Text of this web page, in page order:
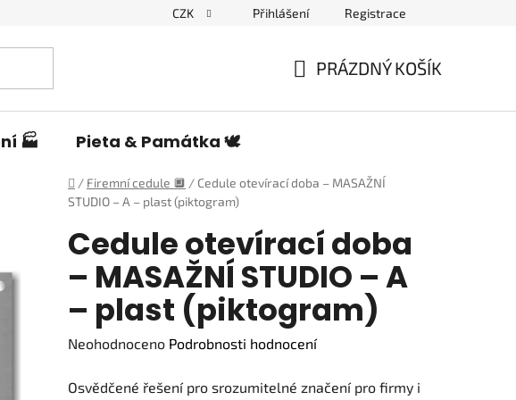
Blog o cedulích a piktogramech
CZK Přihlášení Registrace
PRÁZDNÝ KOŠÍK
🏭 Pieta & Památka 🕊️
Domů
/ Firemní cedule 🔲 / Cedule otevírací doba – MASAŽNÍ
STUDIO – A – plast (piktogram)
Cedule otevírací doba
– MASAŽNÍ STUDIO – A
– plast (piktogram)
Průměrné
produktu
Neohodnoceno Podrobnosti hodnocení
Osvědčené řešení pro srozumitelné značení pro firmy i